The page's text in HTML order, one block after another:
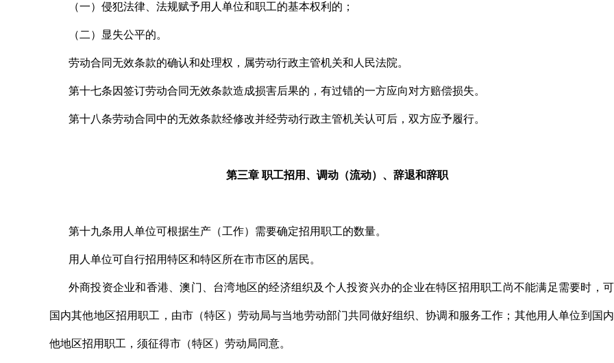
（一）侵犯法律、法规赋予用人单位和职工的基本权利的；
（二）显失公平的。
劳动合同无效条款的确认和处理权，属劳动行政主管机关和人民法院。
第十七条因签订劳动合同无效条款造成损害后果的，有过错的一方应向对方赔偿损失。
第十八条劳动合同中的无效条款经修改并经劳动行政主管机关认可后，双方应予履行。
第三章 职工招用、调动（流动）、辞退和辞职
第十九条用人单位可根据生产（工作）需要确定招用职工的数量。
用人单位可自行招用特区和特区所在市市区的居民。
外商投资企业和香港、澳门、台湾地区的经济组织及个人投资兴办的企业在特区招用职工尚不能满足需要时，
国内其他地区招用职工，由市（特区）劳动局与当地劳动部门共同做好组织、协调和服务工作；其他用人单位到国
他地区招用职工，须征得市（特区）劳动局同意。